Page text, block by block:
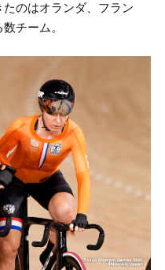
のはオランダ、フラン
チーム。